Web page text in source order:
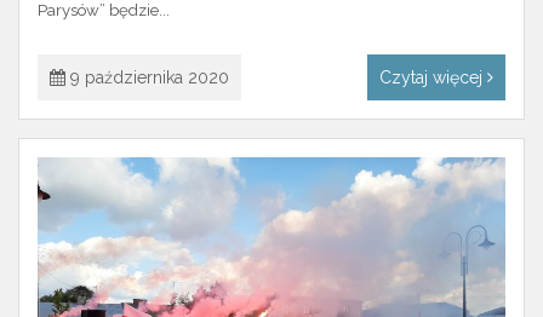
Parysów” będzie...
9 października 2020 Czytaj więcej